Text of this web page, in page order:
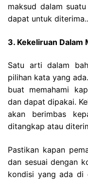
maksud dalam
dapat untuk diterima..
3. Kekeliruan Dalam
Satu arti dalam
pilihan kata yang
buat memahami
dan dapat dipakai.
akan berimbas
ditangkap atau
Pastikan kapan
dan sesuai dengan
kondisi yang ada di